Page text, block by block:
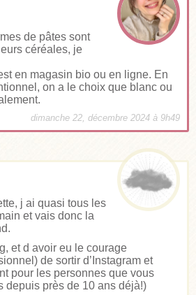
de pâtes sont
céréales, je
en magasin bio ou en ligne. En
on a le choix que blanc ou
dimanche 22, décembre 2024 à 9h49
j ai quasi tous les
et vais donc la
et d avoir eu le courage
de sortir d’Instagram et
pour les personnes que vous
depuis près de 10 ans déjà!)